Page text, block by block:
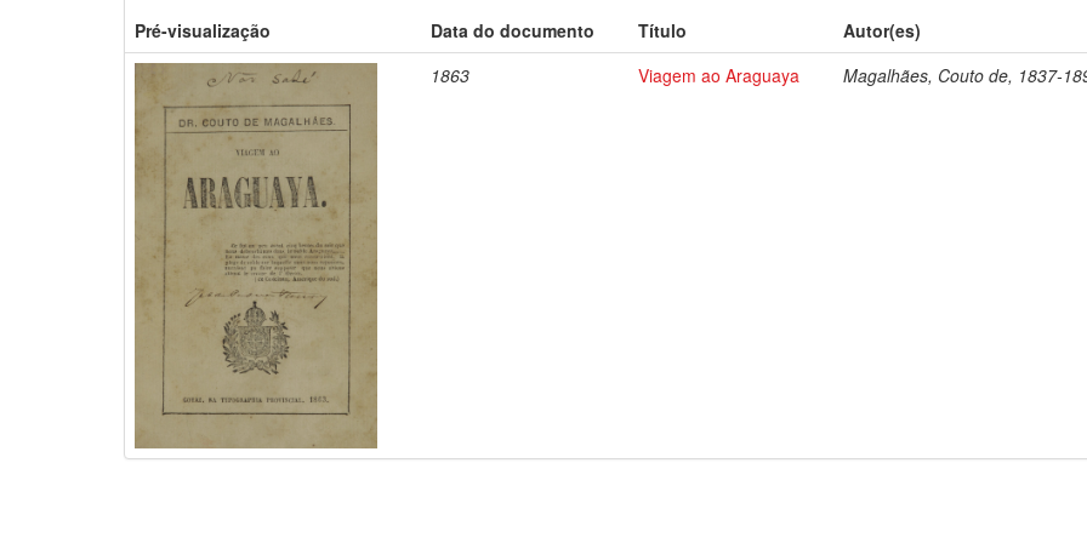
Pré-visualização Data do documento Título
Autor(es)
1863
Viagem ao Araguaya Magalhães, Couto de, 1837-